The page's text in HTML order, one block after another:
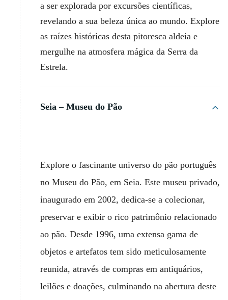
a ser explorada por excursões científicas,
revelando a sua beleza única ao mundo. Explore
as raízes históricas desta pitoresca aldeia e
mergulhe na atmosfera mágica da Serra da
Estrela.
Seia – Museu do Pão
Explore o fascinante universo do pão português
no Museu do Pão, em Seia. Este museu privado,
inaugurado em 2002, dedica-se a colecionar,
preservar e exibir o rico patrimônio relacionado
ao pão. Desde 1996, uma extensa gama de
objetos e artefatos tem sido meticulosamente
reunida, através de compras em antiquários,
leilões e doações, culminando na abertura deste